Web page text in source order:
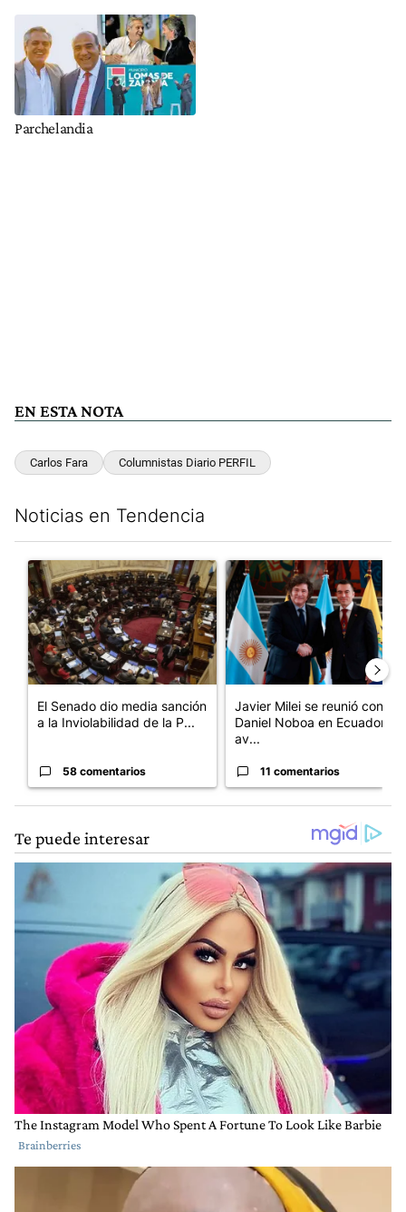
Parchelandia
EN ESTA NOTA
Carlos Fara Columnistas Diario PERFIL
Noticias en Tendencia
Un artículo de tendencia con el título "El Senado dio media
El Senado dio media sanción
a la Inviolabilidad de la P...
58 comentarios
Un artículo de tendencia con
Javier Milei se reunió con
Daniel Noboa en Ecuador y
av...
11 comentarios